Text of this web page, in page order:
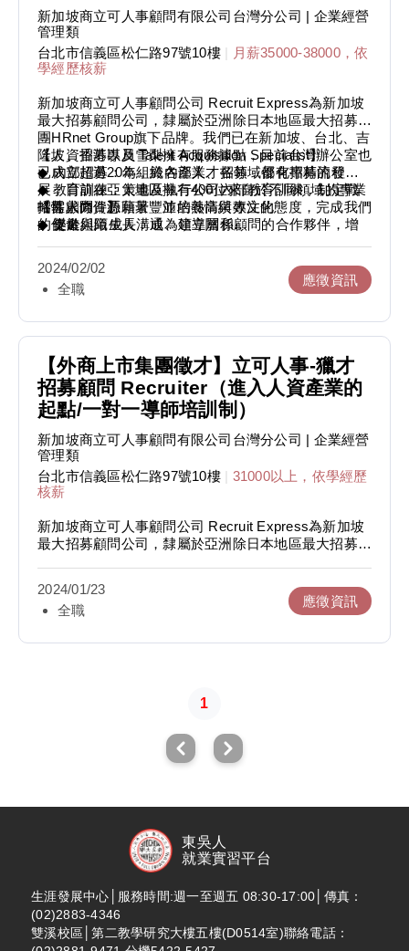
及文案撰寫能力外，最難得的是訓練溝通協調及表達能
力，將你的想法轉為可行性高的方案。這個位置除了社
群行銷外，同時也能接觸到校園徵才等招募活動，以公
司端的角度了解企業招募流程，成為職涯發展好夥伴！
【更多立可】
■ PODCAST（立可職場文化）-
https://reurl.cc/kVYVV3
■ Medium（顧問心得分享）-
https://medium.com/@talent-recruitexpress
■ 企業官網 - www.recruitexpress.com.tw
■ 集團官網 - www.hrnetgroup.com
薦
3. 推薦合適的候選人給企業客戶，完成客戶招募需求
4. 其他主管交辦事項
1. 大學以上，英文中上
2. 不限科系、年紀，有課外活動經驗
3. 學期間配合4天以上（不含假日）
4. 善於團隊合作、與人溝通、積極主動
5. 對與人相關的工作感興趣
【更多我們】
Instagram- www.instagram.com/recruitexpress_tw
Podcast (立可職場文化)- https://reurl.cc/kLqWV3
Medium(顧問心得分享)-https://medium.com/@talent-
recruitexpress
Recruit Express官網-
新加坡商立可人事顧問有限公司台灣分公司 | 企業經營
管理類
台北市信義區松仁路97號10樓|
月薪35000-38000，依
學經歷核薪
新加坡商立可人事顧問公司 Recruit Express為新加坡
最大招募顧問公司，隸屬於亞洲除日本地區最大招募集
團HRnet Group旗下品牌。我們已在新加坡、台北、吉
隆坡、香港以及雪梨擁有服務據點，目前台灣辦公室也
已成立超過20年，於各產業、各領域都有專精的發
展，目前在亞太地區擁有400位來自於不同領域的專業
招募顧問，憑藉著豐沛的熱情與專注的態度，完成我們
的使命。
無相關經驗也可以很快上手，內部發展明確，也有機會
成為管理職！
【人資招募專員 Talent Acquisition Specialist】
◆ 內部招募：為組織內部人才招募，優化招募流程
◆ 教育訓練：策畫及執行公司內部教育訓練，制定戰
略性人力資源願景，並培養高績效文化
◆ 促進組織成長：成為領導層和顧問的合作夥伴，增
【需求條件】
◆ 樂於與陌生人溝通、建立關係
◆ team player
◆ Medium(顧問心得分享)-
https://medium.com/@talent-recruitexpress
◆ Recruit Express官網-
https://www.recruitexpress.com.tw/
◆ SearchAsia官網- https://www.searchasia.com.sg/
◆ Recruit Legal官網- https://www.recruit-legal.com/
2024/02/02
全職
應徵資訊
【外商上市集團徵才】立可人事-獵才
招募顧問 Recruiter（進入人資產業的
起點/一對一導師培訓制）
新加坡商立可人事顧問有限公司台灣分公司 | 企業經營
管理類
台北市信義區松仁路97號10樓| 31000以上，依學經歷
核薪
新加坡商立可人事顧問公司 Recruit Express為新加坡
最大招募顧問公司，隸屬於亞洲除日本地區最大招募集
已成立超過20年，於各產業、各領域都有專精的發
展，目前在亞太地區擁有400位來自於不同領域的專業
的使命。
無相關經驗也可以很快上手，內部發展明確，也有機會
【獵才招募顧問Recruiter】
◆ 商務開發：主動開發企業客戶，與不同企業的人資
◆ 求職者面試：與應徵者進行面試，了解求職需求並
◆ 人才推薦：了解並針對市場需求，尋找、挑選、推
薦企業所需要的人才
◆ 團隊合作：進行有效率的人才搜索及職缺介紹與推
薦
【需求條件】
◆ 樂於與陌生人溝通、建立關係
2024/01/23
全職
應徵資訊
1
東吳人
就業實習平台
生涯發展中心│服務時間:週一至週五 08:30-17:00│傳真：
(02)2883-4346
雙溪校區│第二教學研究大樓五樓(D0514室)聯絡電話：